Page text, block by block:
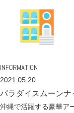
INFORMATION
2021.05.20
パラダイスムーンナ
沖縄で活躍する豪華ア